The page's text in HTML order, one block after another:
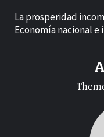
La prosperidad
Economía nacional